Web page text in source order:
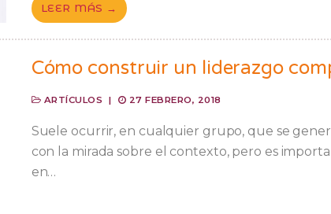
LEER MÁS →
Cómo construir un liderazgo
ARTÍCULOS | 27 FEBRERO, 2018
Suele ocurrir, en cualquier grupo, que se
con la mirada sobre el contexto, pero es
en…